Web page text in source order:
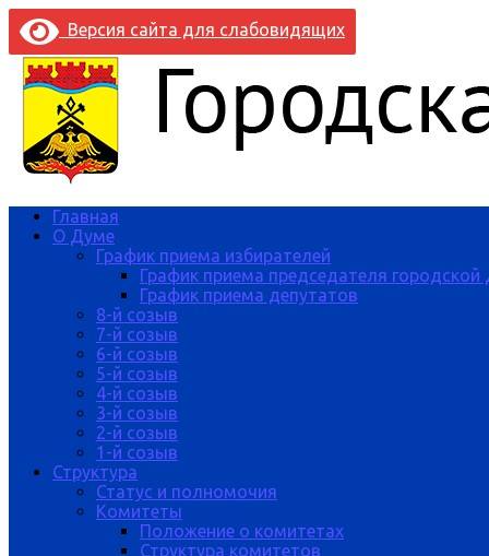
Версия сайта для слабовидящих
Главная
О Думе
График приема избирателей
График приема председателя
График приема депутатов
8-й созыв
7-й созыв
6-й созыв
5-й созыв
4-й созыв
3-й созыв
2-й созыв
1-й созыв
Структура
Статус и полномочия
Комитеты
Положение о комитетах
Структура комитетов